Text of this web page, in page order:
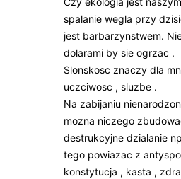
spalanie wegla przy
jest barbarzynstwem.
dolarami by sie ogrzac .
Slonskosc znaczy dla
uczciwosc , sluzbe .
Na zabijaniu
mozna niczego
destrukcyjne dzialanie
tego powiazac z
konstytucja , kasta ,